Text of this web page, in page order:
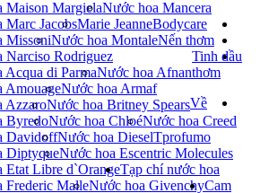
Maison MargielaNước hoa Mancera
Marc JacobsMarie Jeanne
MissoniNước hoa Montale
Narciso Rodriguez
Acqua di ParmaNước hoa Afnan
AmouageNước hoa Armaf
AzzaroNước hoa Britney Spears
ByredoNước hoa ChloéNước hoa Creed
DavidoffNước hoa Diesel
DiptyqueNước hoa Escentric Molecules
Etat Libre d`Orange
Frederic MalleNước hoa Givenchy
Bodycare
Nến thơm
Tinh dầu
thơm
Về
Tprofumo
Tạp chí nước hoa
Cam